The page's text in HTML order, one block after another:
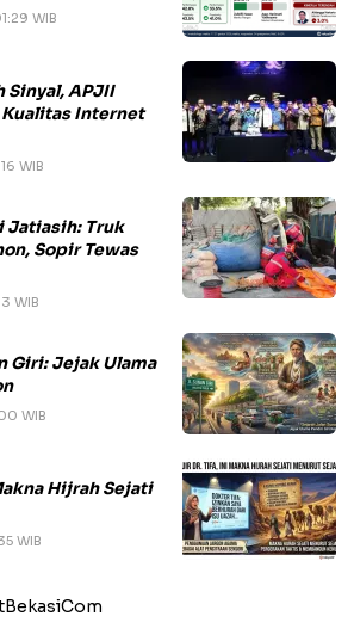
WIB
Sinyal, APJII
Kualitas Internet
WIB
Jatiasih: Truk
Sopir Tewas
WIB
Giri: Jejak Ulama
WIB
Hijrah Sejati
WIB